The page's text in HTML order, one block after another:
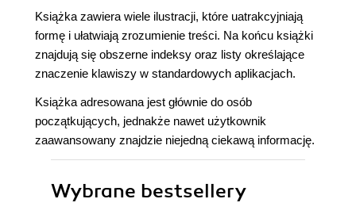
Książka zawiera wiele ilustracji, które uatrakcyjniają
formę i ułatwiają zrozumienie treści. Na końcu książki
znajdują się obszerne indeksy oraz listy określające
znaczenie klawiszy w standardowych aplikacjach.
Książka adresowana jest głównie do osób
początkujących, jednakże nawet użytkownik
zaawansowany znajdzie niejedną ciekawą informację.
Wybrane bestsellery